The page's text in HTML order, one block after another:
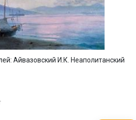
Айвазовский И.К. Неаполитанский